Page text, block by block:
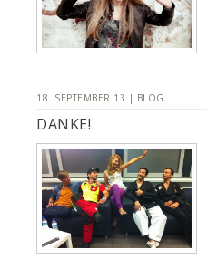
18. SEPTEMBER 13 | BLOG
DANKE!